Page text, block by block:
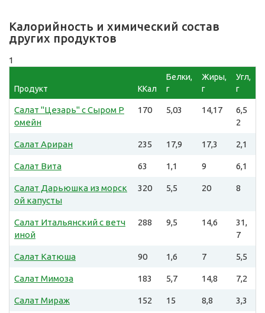
Калорийность и химический состав
других продуктов
1
Продукт ККал
Белки,
г
Жиры,
г
Угл,
г
Салат "Цезарь" с Сыром Р
омейн
170 5,03 14,17
6,5
2
Салат Ариран 235 17,9 17,3 2,1
Салат Вита 63 1,1 9 6,1
Салат Дарьюшка из морск
ой капусты
320 5,5 20 8
Салат Итальянский с ветч
иной
288 9,5 14,6
31,
7
Салат Катюша 90 1,6 7 5,5
Салат Мимоза 183 5,7 14,8 7,2
Салат Мираж 152 15 8,8 3,3